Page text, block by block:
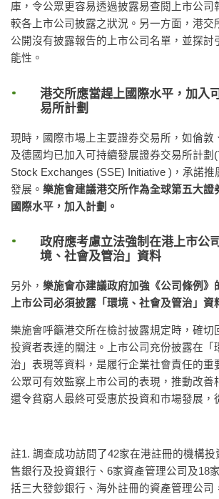
庫，令公眾更容易透過披露易查閱上市公司
較各上市公司披露之狀況。另一方面，港交
公開沒有披露報告的上市公司名單，並探討
能性。
港交所應當趕上國際水平，加入
易所計劃
現時，國際市場上主要證券交易所，如倫敦
及德國均已加入可持續發展證券交易所計劃
Stock Exchanges (SSE) Initiative )，承諾推
發展。 樂施會建議港交所作為全球第五大證
國際水平，加入計劃。
政府應考慮立法強制在港上市公
境、社會及管治」資料
另外， 樂施會亦建議政府加強《公司條例》
上市公司必須披露「環境、社會及管治」資
樂施會呼籲港交所在檢討披露規定時，確切
投資者表達的關注。上市公司充份披露在「
治」表現等資料，是履行企業社會責任的重
公眾可有效監察上市公司的表現，推動改善
還令貧窮人最終可受惠於投資和市場發展，
註1. 調查成功訪問了42家在港註冊的機構投
售銀行及投資銀行、6家資產管理公司及18
括三大發鈔銀行、海外註冊的資產管理公司